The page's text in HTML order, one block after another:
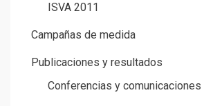
ISVA 2011
Campañas de medida
Publicaciones y resultados
Conferencias y